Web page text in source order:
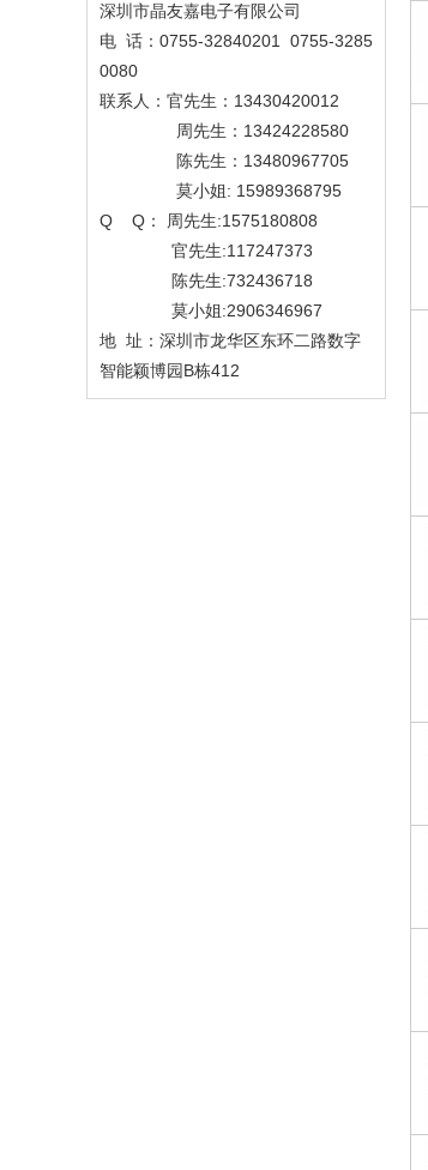
深圳市晶友嘉电子有限公司
电 话：0755-32840201 0755-3285
0080
联系人：官先生：13430420012
周先生：13424228580
陈先生：13480967705
莫小姐: 15989368795
Q Q： 周先生:1575180808
官先生:117247373
陈先生:732436718
莫小姐:2906346967
地 址：深圳市龙华区东环二路数字
智能颖博园B栋412